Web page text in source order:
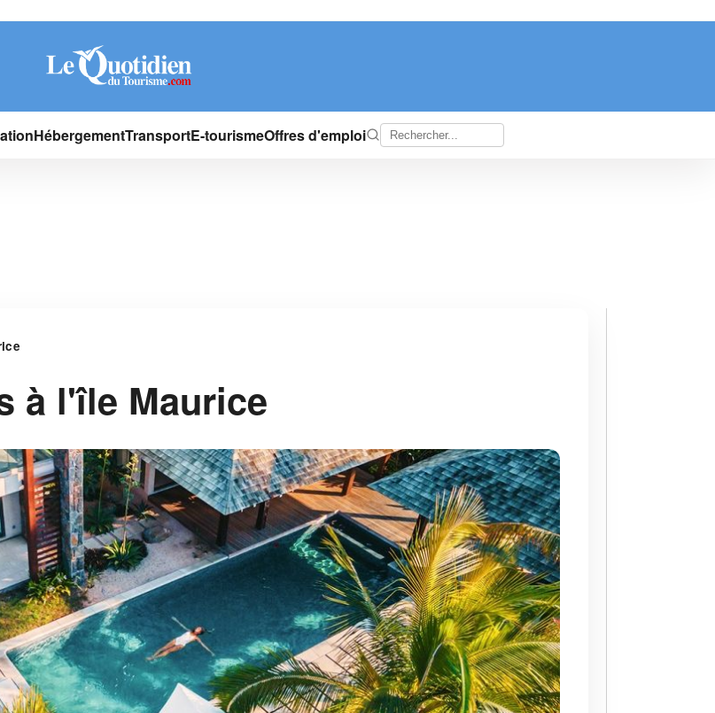
HébergementTransportE-tourismeOffres d'emploi
à l'île Maurice